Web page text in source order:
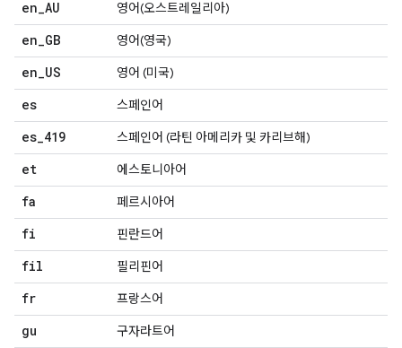
en AU 영어(오스트레일리아)
en GB 영어(영국)
en US 영어 (미국)
es 스페인어
es 419 스페인어 (라틴 아메리카 및 카리브해)
et 에스토니아어
fa 페르시아어
fi 핀란드어
fil 필리핀어
fr 프랑스어
gu 구자라트어